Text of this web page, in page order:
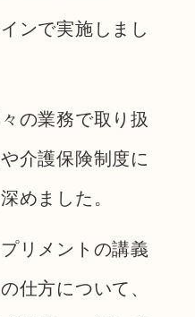
ンで実施しまし
の業務で取り扱
介護保険制度に
めました。
リメントの講義
仕方について、